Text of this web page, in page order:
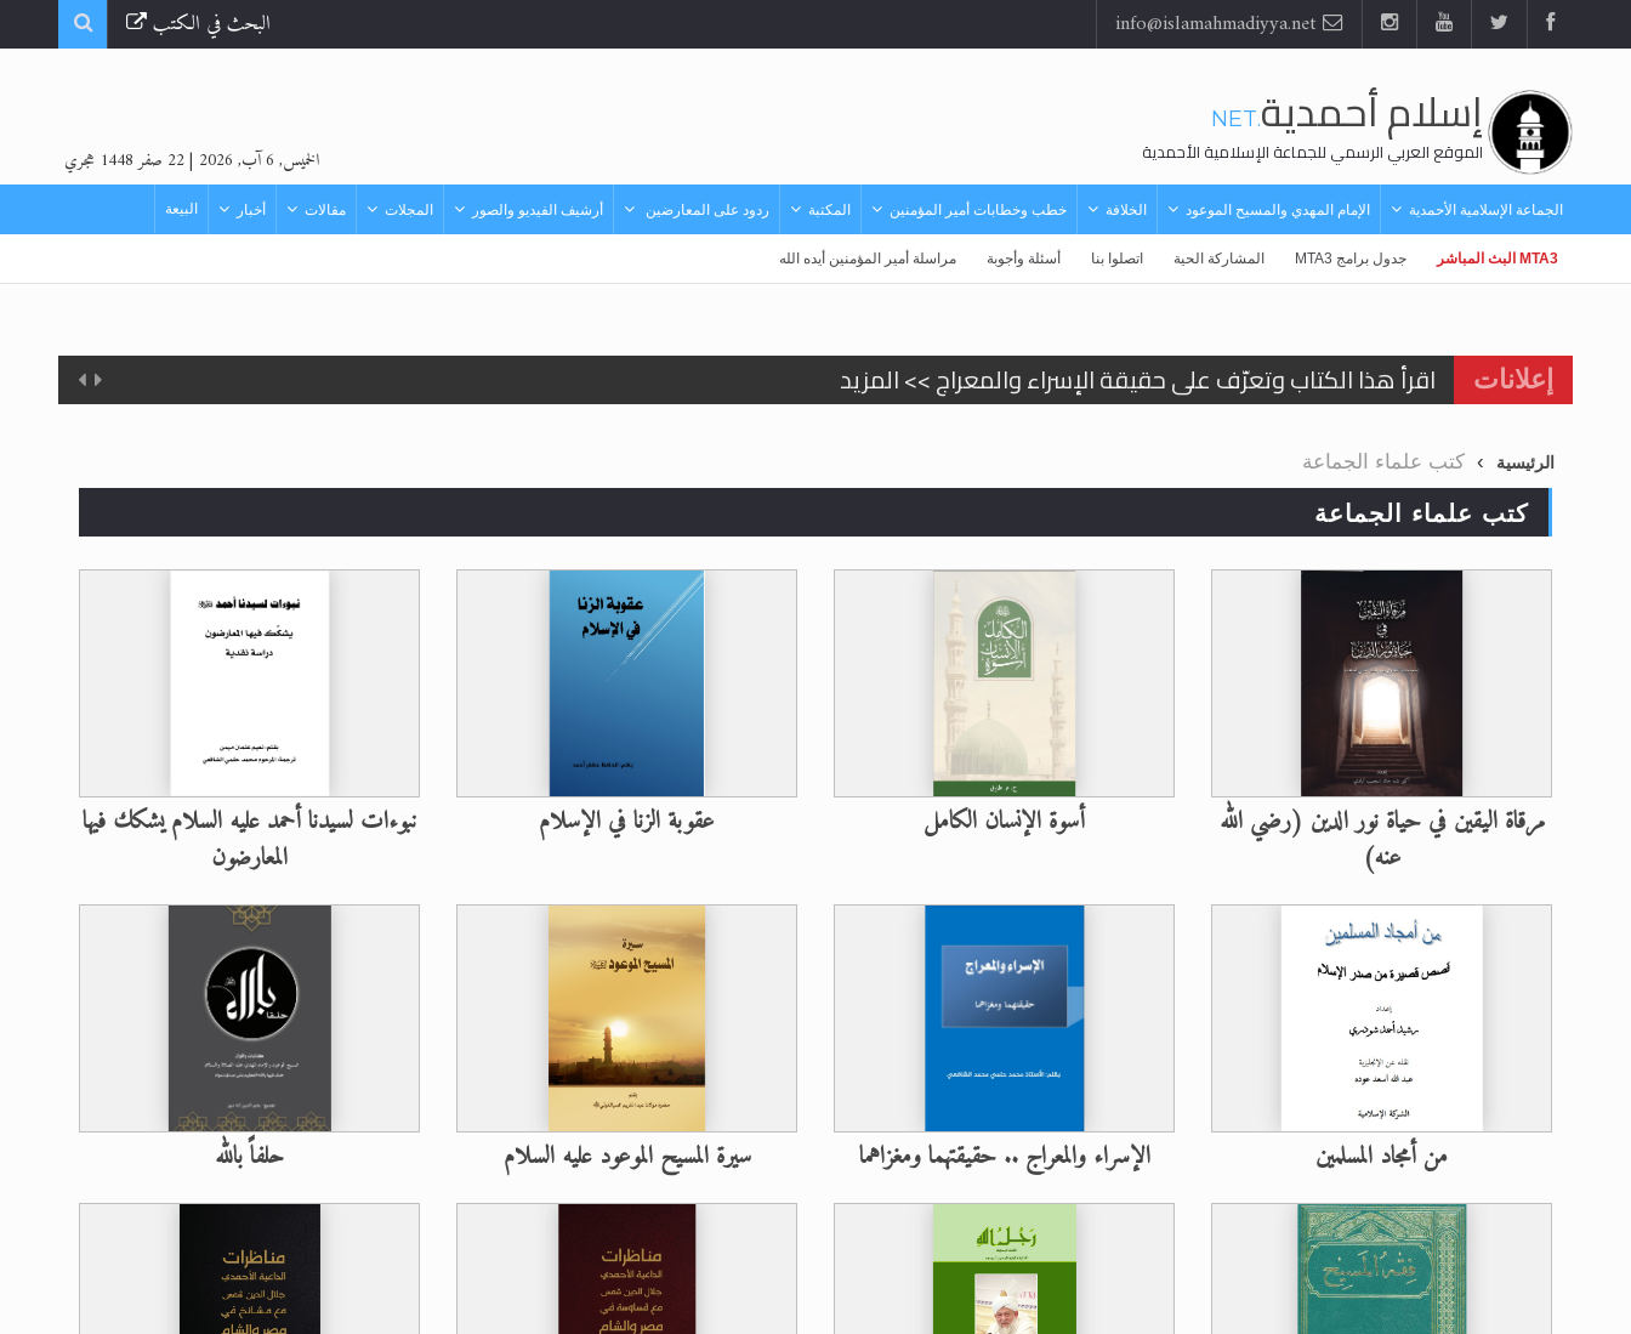
البحث في الكتب
إسلام أحمدية.NET
الموقع العربي الرسمي للجماعة الإسلامية الأحمدية الخميس, 6 آب, 2026 |22 صفر 1448 هجري
الجماعة الإسلامية الأحمدية الإمام المهدي والمسيح الموعود الخلافة خطب وخطابات أمير المؤمنين المكتبة ردود على المعارضين أرشيف الفيديو والصور المجلات مقالات أخبار البيعة
MTA3 البث المباشر جدول برامج MTA3 المشاركة الحية اتصلوا بنا أسئلة وأجوبة مراسلة أمير المؤمنين أيده الله
إعلانات
اقرأ هذا الكتاب وتعرّف على حقيقة الإسراء والمعراج >> المزيد
الحجّ.. دلالات، حِكم، وأهداف >> المزيد
اقرأ هذا المقال في أهمية عيد الأضحى وأحكامه >> المزيد
اقرأ هذا المقال في أهمية عيد الأضحى وأحكامه >> المزيد
الحجّ.. دلالات، حِكم، وأهداف >> المزيد
تعميم هامّ لأفراد الجماعة >> المزيد
تعميم هامّ لأفراد الجماعة >> المزيد
إعلان هامّ بخصوص الرسائل المرسلة إلى حضرة امير المؤمنين أيده الله والمكتب العربي >> المزيد
للانتقال إلى كافة الردود على القمص زكريا يطرس وأعداء الإسلام اضغط هنا >> المزيد
الرئيسية كتب علماء الجماعة
كتب علماء الجماعة
مرقاة اليقين في حياة نور الدين (رضي الله
عنه)
أسوة الإنسان الكامل عقوبة الزنا في الإسلام
نبوءات لسيدنا أحمد عليه السلام يشكك فيها
المعارضون
من أمجاد المسلمين الإسراء والمعراج .. حقيقتهما ومغزاهما سيرة المسيح الموعود عليه السلام حلفاً بالله